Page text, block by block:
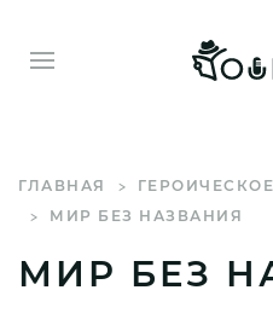
ГЛАВНАЯ
МИР БЕЗ НАЗВАНИЯ
МИР БЕЗ